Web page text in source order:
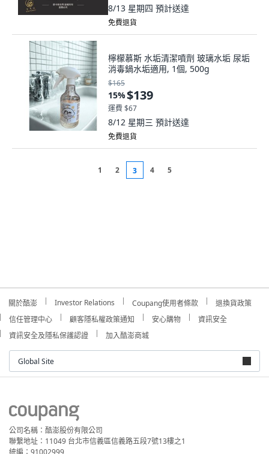
8/13 星期四 預計送達
免費退貨
檸檬慕斯 水垢清潔噴劑 玻璃水垢 尿垢
消毒鍋水垢適用, 1個, 500g
$165
15%$139
運費 $67
8/12 星期三 預計送達
免費退貨
1 2 3 4 5
關於酷澎 Investor Relations Coupang使用者條款
退換貨政策
信任管理中心
顧客隱私權政策通知 安心購物
資訊安全
資訊安全及隱私保護認證
加入酷澎商城
Global Site
公司名稱：酷澎股份有限公司
聯繫地址：11049 台北市信義區信義路五段7號13樓之1
統編：91002999